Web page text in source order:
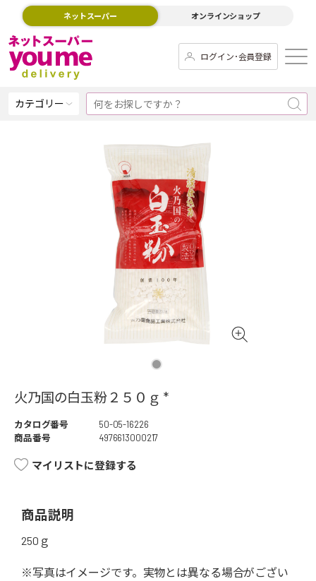
ネットスーパー オンラインショップ
ログイン･会員登録
カテゴリー
火乃国の白玉粉２５０ｇ *
カタログ番号
50-05-16226
商品番号
4976613000217
マイリストに登録する
商品説明
250ｇ
※写真はイメージです。実物とは異なる場合がござい